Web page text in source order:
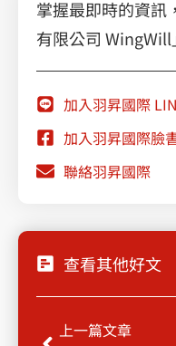
掌握最即時的資訊
有限公司 WingWill
加入羽昇國際
加入羽昇國際臉
聯絡羽昇國際
查看其他好文
Prev
上一篇文章